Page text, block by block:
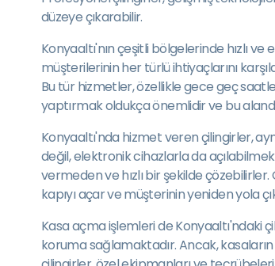
düzeye çıkarabilir.
Konyaaltı'nın çeşitli bölgelerinde hızlı
müşterilerinin her türlü ihtiyaçlarını
Bu tür hizmetler, özellikle gece geç
yaptırmak oldukça önemlidir ve bu
Konyaaltı'nda hizmet veren çilingirler,
değil, elektronik cihazlarla da
vermeden ve hızlı bir şekilde
kapıyı açar ve müşterinin yeniden yola
Kasa açma işlemleri de Konyaaltı'ndaki
koruma sağlamaktadır. Ancak,